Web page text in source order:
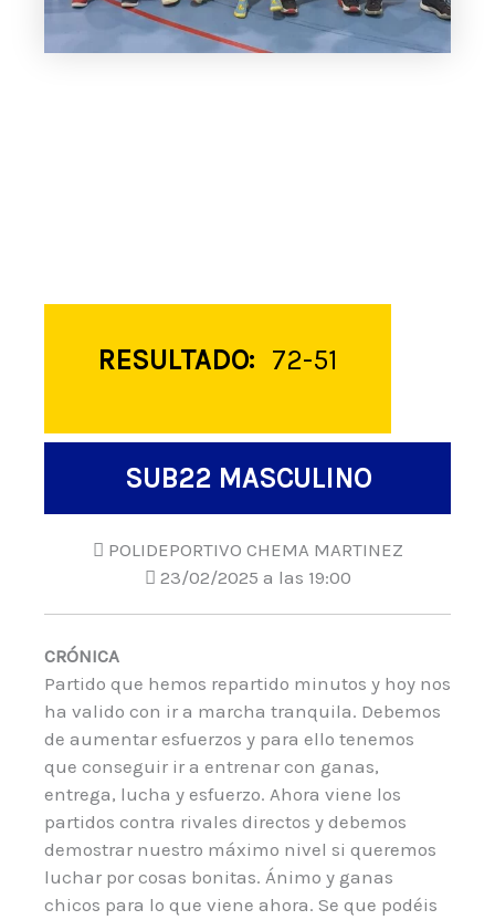
RESULTADO: 72-51
SUB22 MASCULINO
POLIDEPORTIVO CHEMA MARTINEZ
23/02/2025 a las 19:00
CRÓNICA
Partido que hemos repartido minutos y hoy nos
ha valido con ir a marcha tranquila. Debemos
de aumentar esfuerzos y para ello tenemos
que conseguir ir a entrenar con ganas,
entrega, lucha y esfuerzo. Ahora viene los
partidos contra rivales directos y debemos
demostrar nuestro máximo nivel si queremos
luchar por cosas bonitas. Ánimo y ganas
chicos para lo que viene ahora. Se que podéis